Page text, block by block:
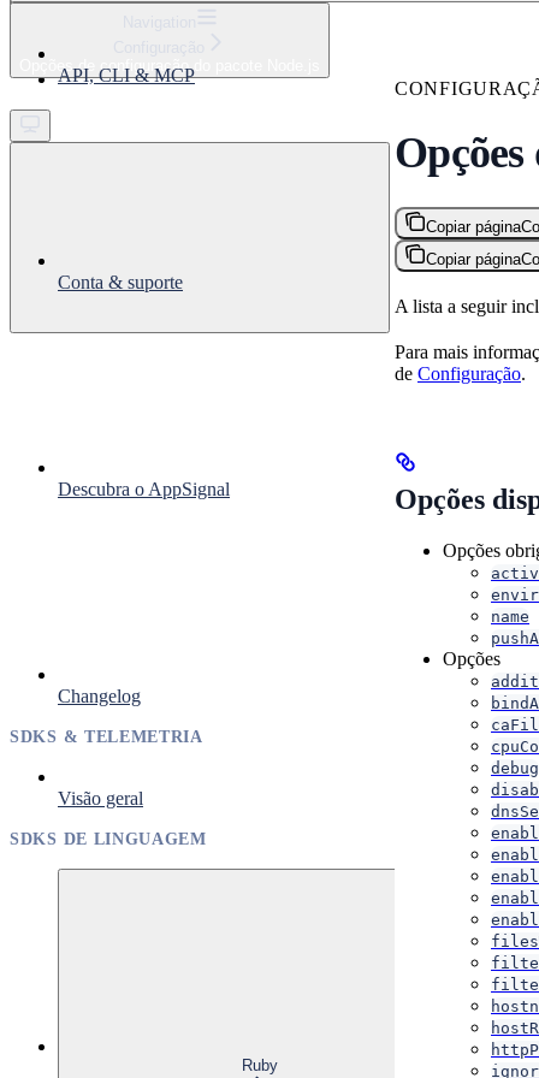
Get started
Opções de configuração do pacote Node.js
API, CLI & MCP
Conta & suporte
Descubra o AppSignal
Changelog
SDKS & TELEMETRIA
Visão geral
SDKS DE LINGUAGEM
Ruby
Copiar página
Copiar página
A lista a seguir
Para mais
de Configuração.
Opções
Opções
name
Opções
debug